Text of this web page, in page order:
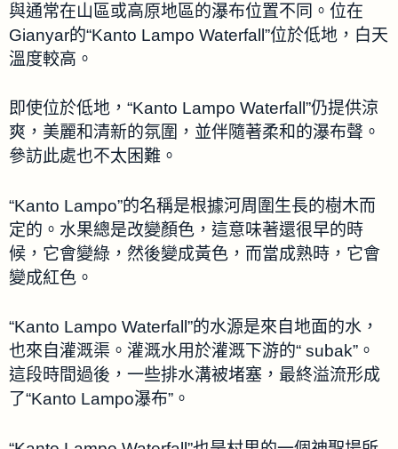
與通常在山區或高原地區的瀑布位置不同。位在
Gianyar的“Kanto Lampo Waterfall”位於低地，白天
溫度較高。
即使位於低地，“Kanto Lampo Waterfall”仍提供涼
爽，美麗和清新的氛圍，並伴隨著柔和的瀑布聲。
參訪此處也不太困難。
“Kanto Lampo”的名稱是根據河周圍生長的樹木而
定的。水果總是改變顏色，這意味著還很早的時
候，它會變綠，然後變成黃色，而當成熟時，它會
變成紅色。
“Kanto Lampo Waterfall”的水源是來自地面的水，
也來自灌溉渠。灌溉水用於灌溉下游的“ subak”。
這段時間過後，一些排水溝被堵塞，最終溢流形成
了“Kanto Lampo瀑布”。